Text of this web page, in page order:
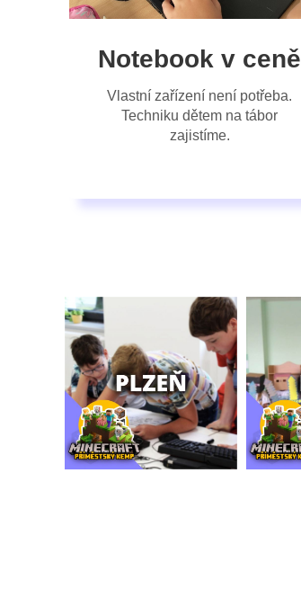
Notebook v ceně
Vlastní zařízení není potřeba.
Techniku dětem na tábor
zajistíme.